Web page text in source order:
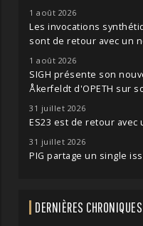
1 août 2026
Les invocations
sont de retour avec un
1 août 2026
SIGH présente son
Åkerfeldt d'OPETH sur
31 juillet 2026
ES23 est de retour avec
31 juillet 2026
PIG partage un single
DERNIÈRES CHRONIQUES